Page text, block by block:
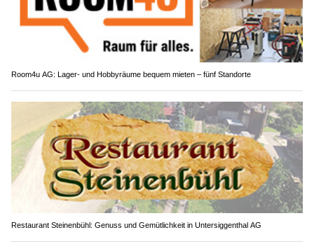
Room4u AG: Lager- und Hobbyräume bequem mieten – fünf Standorte
Restaurant Steinenbühl: Genuss und Gemütlichkeit in Untersiggenthal AG